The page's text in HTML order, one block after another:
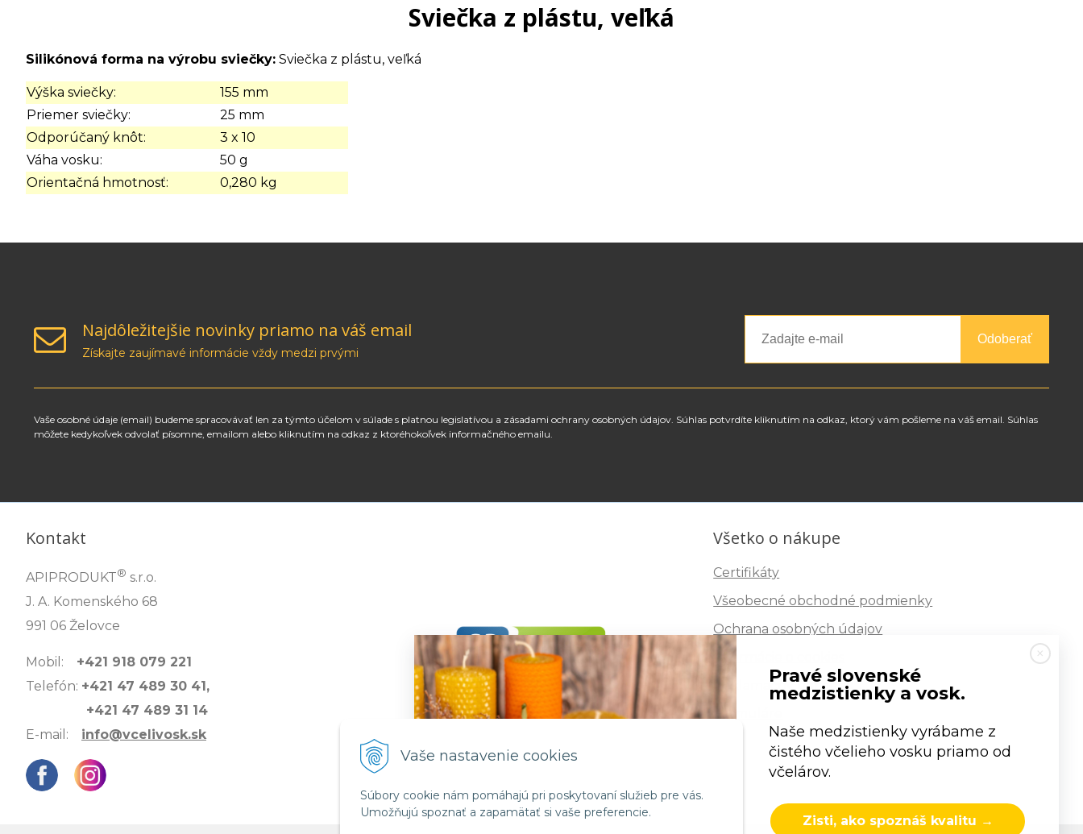
Vaše nastavenie cookies
Súbory cookie nám pomáhajú pri poskytovaní služieb pre vás.
Umožňujú spoznať a zapamätať si vaše preferencie.
Sviečka z plástu, veľká
Silikónová forma na výrobu sviečky: Sviečka z plástu, veľká
Výška sviečky:
155 mm
Priemer sviečky:
25 mm
Odporúčaný knôt:
3 x 10
Váha vosku:
50 g
Orientačná hmotnosť:
0,280 kg
Najdôležitejšie novinky priamo na váš email
Získajte zaujímavé informácie vždy medzi prvými
Odoberať
Vaše osobné údaje (email) budeme spracovávať len za týmto účelom v súlade s platnou legislatívou a zásadami ochrany osobných údajov. Súhlas potvrdíte kliknutím na odkaz, ktorý vám pošleme na váš email. Súhlas
môžete kedykoľvek odvolať písomne, emailom alebo kliknutím na odkaz z ktoréhokoľvek informačného emailu.
Kontakt
APIPRODUKT® s.r.o.
J. A. Komenského 68
991 06 Želovce
Mobil: +421 918 079 221
Telefón: +421 47 489 30 41,
+421 47 489 31 14
E-mail: info@vcelivosk.sk
Všetko o nákupe
Certifikáty
Všeobecné obchodné podmienky
Ochrana osobných údajov
Informácie o cookies
Reklamačný poriadok
Formuláre
Pravé slovenské
medzistienky a vosk.
Naše medzistienky vyrábame z
čistého včelieho vosku priamo od
včelárov.
Zisti, ako spoznáš kvalitu →